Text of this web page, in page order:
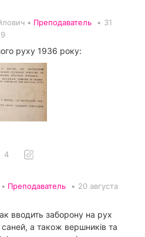
• Преподаватель • 31
руху 1936 року:
4
Преподаватель • 20 августа
вводить заборону на рух
саней, а також вершників та